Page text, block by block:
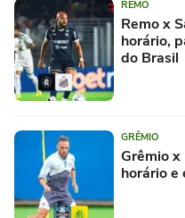
REMO
Remo x
horário,
do Brasil
GRÊMIO
Grêmio x
horário e